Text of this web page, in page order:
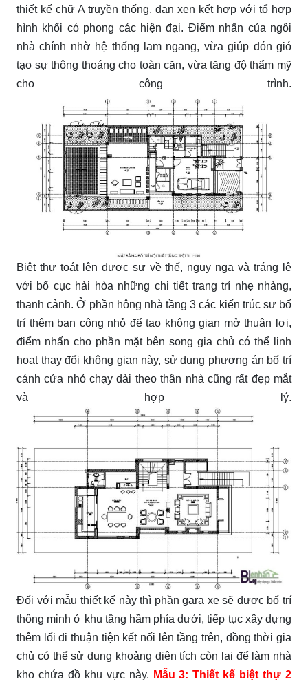
thiết kế chữ A truyền thống, đan xen kết hợp với tổ hợp
hình khối có phong các hiện đại. Điểm nhấn của ngôi
nhà chính nhờ hệ thống lam ngang, vừa giúp đón gió
tạo sự thông thoáng cho toàn căn, vừa tăng độ thẩm mỹ
cho công trình.
Biệt thự toát lên được sự về thế, nguy nga và tráng lệ
với bố cục hài hòa những chi tiết trang trí nhẹ nhàng,
thanh cảnh. Ở phần hông nhà tầng 3 các kiến trúc sư bố
trí thêm ban công nhỏ để tạo không gian mở thuận lợi,
điểm nhấn cho phần mặt bên song gia chủ có thể linh
hoạt thay đổi không gian này, sử dụng phương án bố trí
cánh cửa nhỏ chạy dài theo thân nhà cũng rất đẹp mắt
và hợp lý.
Đối với mẫu thiết kế này thì phần gara xe sẽ được bố trí
thông minh ở khu tầng hầm phía dưới, tiếp tục xây dựng
thêm lối đi thuận tiện kết nối lên tầng trên, đồng thời gia
chủ có thể sử dụng khoảng diện tích còn lại để làm nhà
kho chứa đồ khu vực này. Mẫu 3: Thiết kế biệt thự 2